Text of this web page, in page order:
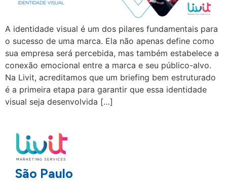
A identidade visual é um dos pilares fundamentais para
o sucesso de uma marca. Ela não apenas define como
sua empresa será percebida, mas também estabelece a
conexão emocional entre a marca e seu público-alvo.
Na Livit, acreditamos que um briefing bem estruturado
é a primeira etapa para garantir que essa identidade
visual seja desenvolvida […]
São Paulo